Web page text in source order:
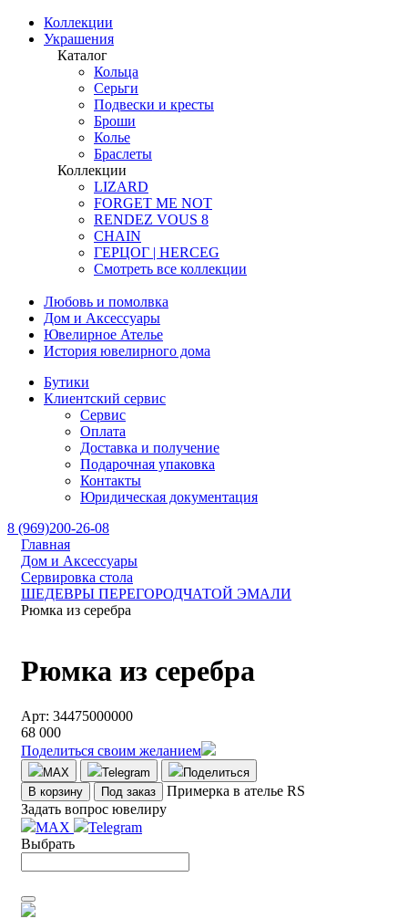
Коллекции
Украшения
Каталог
Кольца
Серьги
Подвески и кресты
Броши
Колье
Браслеты
Коллекции
LIZARD
FORGET ME NOT
RENDEZ VOUS 8
CHAIN
ГЕРЦОГ | HERCEG
Смотреть все коллекции
Любовь и помолвка
Дом и Аксессуары
Ювелирное Ателье
История ювелирного дома
Бутики
Клиентский сервис
Сервис
Оплата
Доставка и получение
Подарочная упаковка
Контакты
Юридическая документация
8 (969)200-26-08
Главная
Дом и Аксессуары
Сервировка стола
ШЕДЕВРЫ ПЕРЕГОРОДЧАТОЙ ЭМАЛИ
Рюмка из серебра
Рюмка из серебра
Арт: 34475000000
68 000
Поделиться своим желанием
MAX Telegram
Поделиться
В корзину
Под заказ
Примерка в ателье RS
Задать вопрос ювелиру
MAX
Telegram
Выбрать